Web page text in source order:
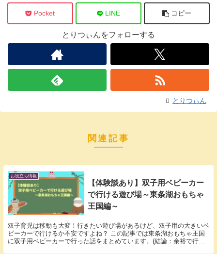
Pocket LINE コピー
とりつぃんをフォローする
とりつぃん
関連記事
お役立ち情報
【体験談あり】双子用ベビーカー
で行ける遊び場～東条湖おもちゃ
王国編～
双子育児は移動も大変！行きたい遊び場があるけど、双子用の大きいベ
ビーカーで行けるか不安ですよね？ この記事では東条湖おもちゃ王国
に双子用ベビーカーで行った話をまとめています。(結論：余裕で行け